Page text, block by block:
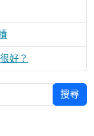
好？
搜尋